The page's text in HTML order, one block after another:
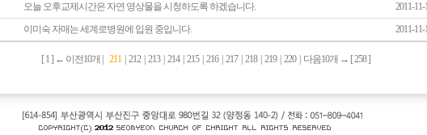
오늘 오후교제시간은 자연 영상물을 시청하도록 하겠습니다.
2011-11-
이미숙 자매는 세계로병원에 입원 중입니다. 2011-11-
[1] ← 이전10개 211| 212| 213| 214| 215| 216| 217| 218| 219| 220| 다음10개 → [258]